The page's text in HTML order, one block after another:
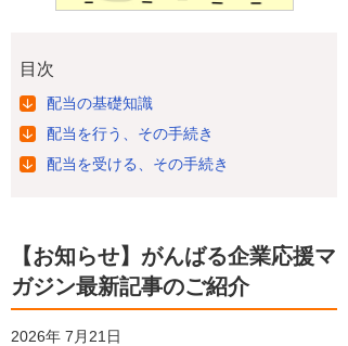
目次
配当の基礎知識
配当を行う、その手続き
配当を受ける、その手続き
【お知らせ】がんばる企業応援マ
ガジン最新記事のご紹介
2026年 7月21日